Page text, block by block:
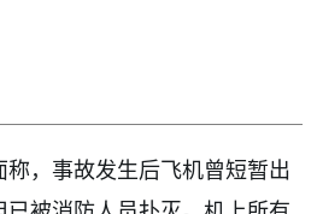
，事故发生后飞机曾短暂出